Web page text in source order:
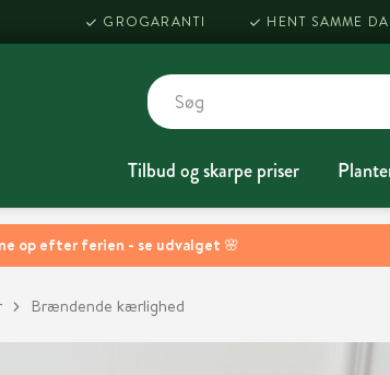
op efter ferien - se udvalget 🌸
GROGARANTI HENT SAMME
Tilbud og skarpe priser
Brændende kærlighed